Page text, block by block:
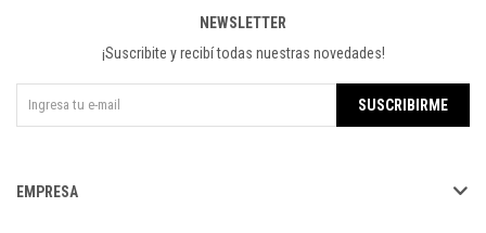
EMPRESA
NEWSLETTER
¡Suscribite y recibí todas nuestras novedades!
SUSCRIBIRME